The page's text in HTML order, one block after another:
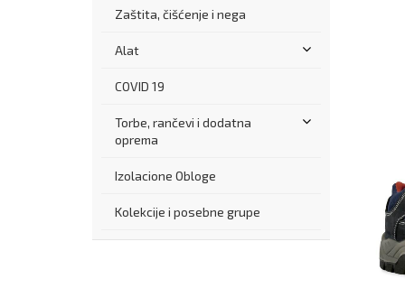
Zaštita, čišćenje i nega
Alat
COVID 19
Torbe, rančevi i dodatna
oprema
Izolacione Obloge
Kolekcije i posebne grupe